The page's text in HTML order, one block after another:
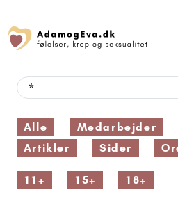
Alle Medarbejder
Artikler
Sider
11+ 15+ 18+